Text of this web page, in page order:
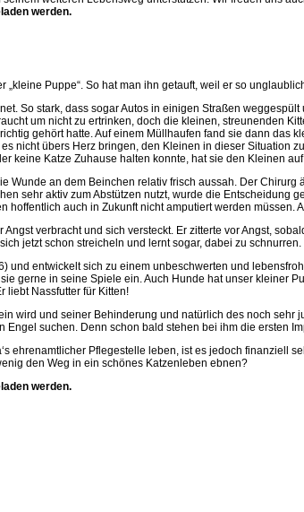
werden.
„kleine Puppe“. So hat man ihn getauft, weil er so
So stark, dass sogar Autos in einigen Straßen
um nicht zu ertrinken, doch die kleinen, streunenden
gehört hatte. Auf einem Müllhaufen fand sie dann
nicht übers Herz bringen, den Kleinen in dieser Situation
keine Katze Zuhause halten konnte, hat sie den Kleinen
Wunde an dem Beinchen relativ frisch aussah. Der
sehr aktiv zum Abstützen nutzt, wurde die
hoffentlich auch in Zukunft nicht amputiert werden müssen.
verbracht und sich versteckt. Er zitterte vor Angst,
jetzt schon streicheln und lernt sogar, dabei zu schnurren.
und entwickelt sich zu einem unbeschwerten und
gerne in seine Spiele ein. Auch Hunde hat unser kleiner
liebt Nassfutter für Kitten!
wird und seiner Behinderung und natürlich des noch
suchen. Denn schon bald stehen bei ihm die ersten
ehrenamtlicher Pflegestelle leben, ist es jedoch
den Weg in ein schönes Katzenleben ebnen?
werden.